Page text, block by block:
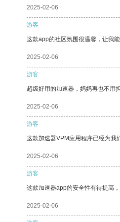
2025-02-06
游客
这款app的社区氛围很温馨，让我能
2025-02-06
游客
超级好用的加速器，妈妈再也不用
2025-02-06
游客
这款加速器VPM应用程序已经为我
2025-02-06
游客
这款加速器app的安全性有待提高
2025-02-06